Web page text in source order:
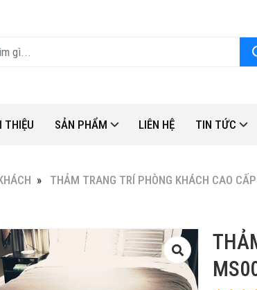
THIỆU SẢN PHẨM LIÊN HỆ TIN TỨC
THẢM TRANG TRÍ PHÒNG KHÁCH CAO CẤP